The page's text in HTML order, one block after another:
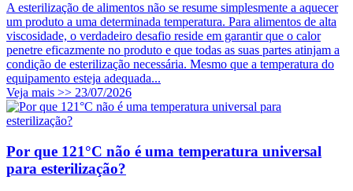
A esterilização de alimentos não se resume simplesmente a aquecer
um produto a uma determinada temperatura. Para alimentos de alta
viscosidade, o verdadeiro desafio reside em garantir que o calor
penetre eficazmente no produto e que todas as suas partes atinjam a
condição de esterilização necessária. Mesmo que a temperatura do
equipamento esteja adequada...
Veja mais >> 23/07/2026
Por que 121°C não é uma temperatura universal
para esterilização?